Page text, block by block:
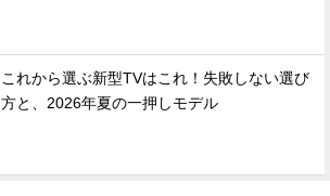
これから選ぶ新型TVはこれ！失敗しない選び
方と、2026年夏の一押しモデル